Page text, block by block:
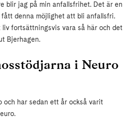
blir jag på min anfallsfrihet. Det är en
denna möjlighet att bli anfallsfri.
liv fortsättningsvis vara så här och det
Bjerhagen.
i Neuro
och har sedan ett år också varit